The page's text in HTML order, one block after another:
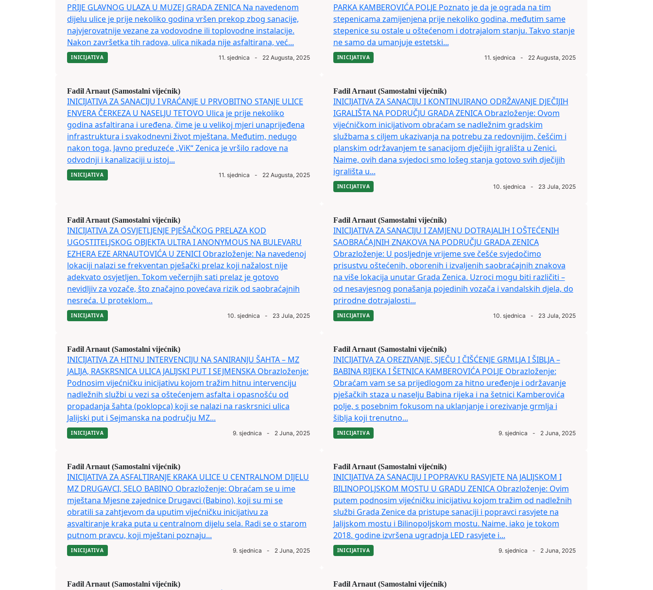
PRIJE GLAVNOG ULAZA U MUZEJ GRADA ZENICA Na navedenom
dijelu ulice je prije nekoliko godina vršen prekop zbog sanacije,
najvjerovatnije vezane za vodovodne ili toplovodne instalacije.
Nakon završetka tih radova, ulica nikada nije asfaltirana, već...
INICIJATIVA 11. sjednica - 22 Augusta, 2025
PARKA KAMBEROVIĆA POLJE Poznato je da je ograda na tim
stepenicama zamijenjena prije nekoliko godina, međutim same
stepenice su ostale u oštećenom i dotrajalom stanju. Takvo stanje
ne samo da umanjuje estetski...
INICIJATIVA 11. sjednica - 22 Augusta, 2025
Fadil Arnaut (Samostalni vijećnik)
INICIJATIVA ZA SANACIJU I VRAĆANJE U PRVOBITNO STANJE ULICE
ENVERA ČERKEZA U NASELJU TETOVO Ulica je prije nekoliko
godina asfaltirana i uređena, čime je u velikoj mjeri unaprijeđena
infrastruktura i svakodnevni život mještana. Međutim, nedugo
nakon toga, Javno preduzeće „ViK“ Zenica je vršilo radove na
odvodnji i kanalizaciji u istoj...
INICIJATIVA 11. sjednica - 22 Augusta, 2025
Fadil Arnaut (Samostalni vijećnik)
INICIJATIVA ZA SANACIJU I KONTINUIRANO ODRŽAVANJE DJEČIJIH
IGRALIŠTA NA PODRUČJU GRADA ZENICA Obrazloženje: Ovom
vijećničkom inicijativom obraćam se nadležnim gradskim
službama s ciljem ukazivanja na potrebu za redovnijim, češćim i
planskim održavanjem te sanacijom dječijih igrališta u Zenici.
Naime, ovih dana svjedoci smo lošeg stanja gotovo svih dječijih
igrališta u...
INICIJATIVA 10. sjednica - 23 Jula, 2025
Fadil Arnaut (Samostalni vijećnik)
INICIJATIVA ZA OSVJETLJENJE PJEŠAČKOG PRELAZA KOD
UGOSTITELJSKOG OBJEKTA ULTRA I ANONYMOUS NA BULEVARU
EZHERA EZE ARNAUTOVIĆA U ZENICI Obrazloženje: Na navedenoj
lokaciji nalazi se frekventan pješački prelaz koji nažalost nije
adekvato osvjetljen. Tokom večernjih sati prelaz je gotovo
nevidljiv za vozače, što značajno povećava rizik od saobraćajnih
nesreća. U proteklom...
INICIJATIVA 10. sjednica - 23 Jula, 2025
Fadil Arnaut (Samostalni vijećnik)
INICIJATIVA ZA SANACIJU I ZAMJENU DOTRAJALIH I OŠTEĆENIH
SAOBRAĆAJNIH ZNAKOVA NA PODRUČJU GRADA ZENICA
Obrazloženje: U posljednje vrijeme sve češće svjedočimo
prisustvu oštećenih, oborenih i izvaljenih saobraćajnih znakova
na više lokacija unutar Grada Zenica. Uzroci mogu biti različiti –
od nesavjesnog ponašanja pojedinih vozača i vandalskih djela, do
prirodne dotrajalosti...
INICIJATIVA 10. sjednica - 23 Jula, 2025
Fadil Arnaut (Samostalni vijećnik)
INICIJATIVA ZA HITNU INTERVENCIJU NA SANIRANJU ŠAHTA – MZ
JALIJA, RASKRSNICA ULICA JALIJSKI PUT I SEJMENSKA Obrazloženje:
Podnosim vijećničku inicijativu kojom tražim hitnu intervenciju
nadležnih službi u vezi sa oštećenjem asfalta i opasnošću od
propadanja šahta (poklopca) koji se nalazi na raskrsnici ulica
Jalijski put i Sejmanska na području MZ...
INICIJATIVA 9. sjednica - 2 Juna, 2025
Fadil Arnaut (Samostalni vijećnik)
INICIJATIVA ZA OREZIVANJE, SJEČU I ČIŠĆENJE GRMLJA I ŠIBLJA –
BABINA RIJEKA I ŠETNICA KAMBEROVIĆA POLJE Obrazloženje:
Obraćam vam se sa prijedlogom za hitno uređenje i održavanje
pješačkih staza u naselju Babina rijeka i na šetnici Kamberovića
polje, s posebnim fokusom na uklanjanje i orezivanje grmlja i
šiblja koji trenutno...
INICIJATIVA 9. sjednica - 2 Juna, 2025
Fadil Arnaut (Samostalni vijećnik)
INICIJATIVA ZA ASFALTIRANJE KRAKA ULICE U CENTRALNOM DIJELU
MZ DRUGAVCI, SELO BABINO Obrazloženje: Obraćam se u ime
mještana Mjesne zajednice Drugavci (Babino), koji su mi se
obratili sa zahtjevom da uputim vijećničku inicijativu za
asvaltiranje kraka puta u centralnom dijelu sela. Radi se o starom
putnom pravcu, koji mještani poznaju...
INICIJATIVA 9. sjednica - 2 Juna, 2025
Fadil Arnaut (Samostalni vijećnik)
INICIJATIVA ZA SANACIJU I POPRAVKU RASVJETE NA JALIJSKOM I
BILINOPOLJSKOM MOSTU U GRADU ZENICA Obrazloženje: Ovim
putem podnosim vijećničku inicijativu kojom tražim od nadležnih
službi Grada Zenice da pristupe sanaciji i popravci rasvjete na
Jalijskom mostu i Bilinopoljskom mostu. Naime, iako je tokom
2018. godine izvršena ugradnja LED rasvjete i...
INICIJATIVA 9. sjednica - 2 Juna, 2025
Fadil Arnaut (Samostalni vijećnik) Fadil Arnaut (Samostalni vijećnik)